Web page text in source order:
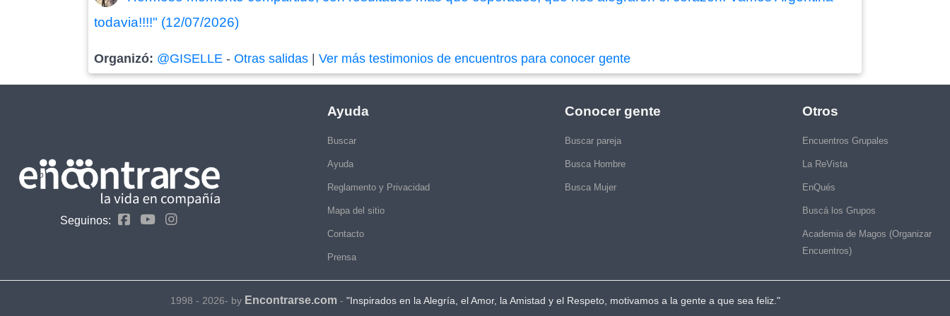
todavia!!!!" (12/07/2026)
Organizó: @GISELLE -Otras salidas |Ver más testimonios de encuentros para conocer gente
Seguinos:
Ayuda
Buscar
Ayuda
Reglamento y Privacidad
Mapa del sitio
Contacto
Prensa
Conocer gente
Buscar pareja
Busca Hombre
Busca Mujer
Otros
Encuentros Grupales
La ReVista
EnQués
Buscá los Grupos
Academia de Magos (Organizar
Encuentros)
1998 - 2026- by Encontrarse.com- "Inspirados en la Alegría, el Amor, la Amistad y el Respeto, motivamos a la gente a que sea feliz."